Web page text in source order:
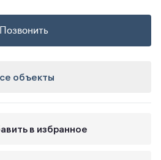
Позвонить
объекты
в избранное